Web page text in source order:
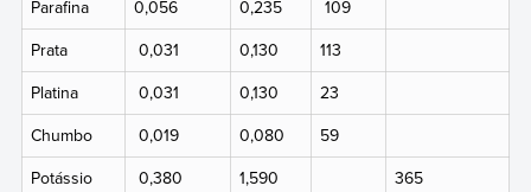
Parafina 0,056 0,235
109
Prata
0,031 0,130
113
Platina
0,031 0,130
23
Chumbo
0,019 0,080
59
Potássio
0,380 1,590
365